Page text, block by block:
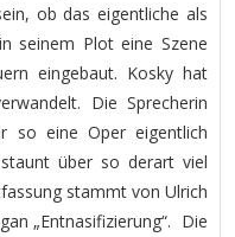
ob das eigentliche als
seinem Plot eine Szene
eingebaut. Kosky hat
Die Sprecherin
so eine Oper eigentlich
über so derart viel
stammt von Ulrich
„Entnasifizierung“. Die